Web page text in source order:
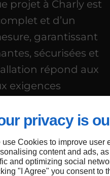
privacy is
use Cookies to improve user
content and ads,
and optimizing social
"I Agree" you consent to
projet à Charly est
et d’un
garantissant
sécurisées et
répond aux
exigences
avec une
au détail et à la